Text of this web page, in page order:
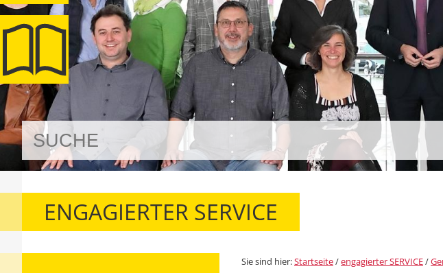
ENGAGIERTER SERVICE
Sie sind hier:Startseite/engagierter SERVICE/